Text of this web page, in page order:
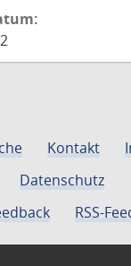
Kontakt
Datenschutz
RSS-